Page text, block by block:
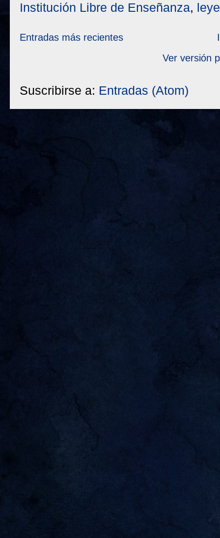
Institución Libre de Enseñanza,
Entradas más recientes
Ver versión
Suscribirse a: Entradas (Atom)